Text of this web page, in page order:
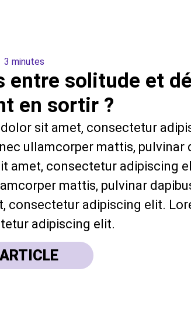
3 minutes
entre solitude et
en sortir ?
sit amet, consectetur
ullamcorper mattis, pulvinar
amet, consectetur adipiscing
mattis, pulvinar
consectetur adipiscing elit.
adipiscing elit.